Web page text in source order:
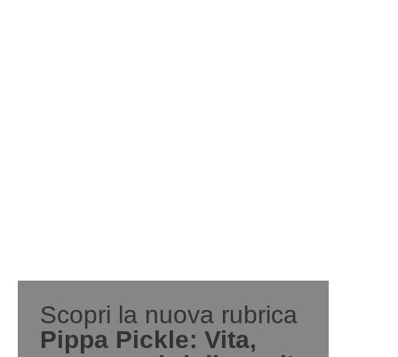
Scopri la nuova rubrica
Pippa Pickle: Vita,